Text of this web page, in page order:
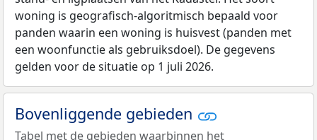
woning is geografisch-algoritmisch bepaald voor
panden waarin een woning is huisvest (panden met
een woonfunctie als gebruiksdoel). De gegevens
gelden voor de situatie op 1 juli 2026.
Bovenliggende gebieden
Tabel met de gebieden waarbinnen het